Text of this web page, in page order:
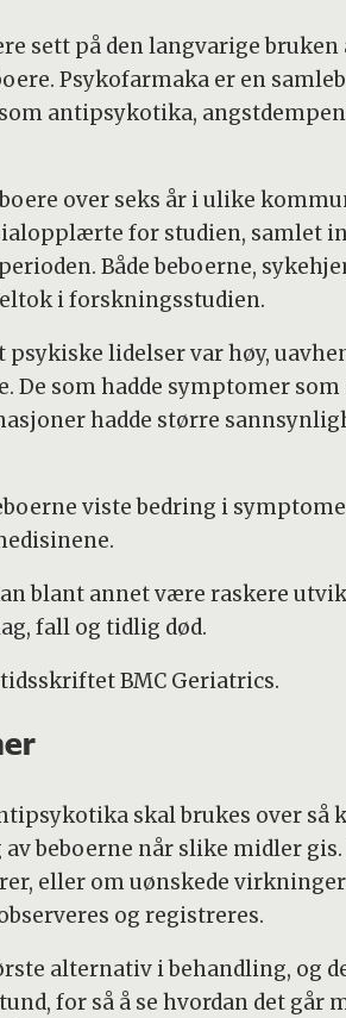
sett på den langvarige bruken
Psykofarmaka er en
antipsykotika,
over seks år i ulike
for studien, samlet
Både beboerne,
i forskningsstudien.
lidelser var høy,
De som hadde symptomer
hadde større
viste bedring i
blant annet være raskere
fall og tidlig død.
BMC Geriatrics.
skal brukes over så
beboerne når slike midler gis.
eller om uønskede
og registreres.
alternativ i behandling, og
for så å se hvordan det går